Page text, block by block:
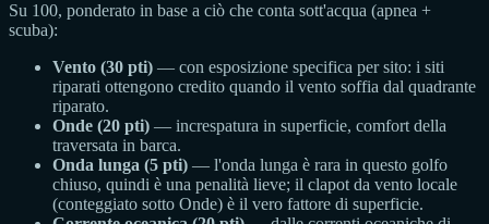
Su 100, ponderato in base a ciò che conta sott'acqua (apnea +
scuba):
Vento (30 pti) — con esposizione specifica per sito: i siti
riparati ottengono credito quando il vento soffia dal quadrante
riparato.
Onde (20 pti) — increspatura in superficie, comfort della
traversata in barca.
Onda lunga (5 pti) — l'onda lunga è rara in questo golfo
chiuso, quindi è una penalità lieve; il clapot da vento locale
(conteggiato sotto Onde) è il vero fattore di superficie.